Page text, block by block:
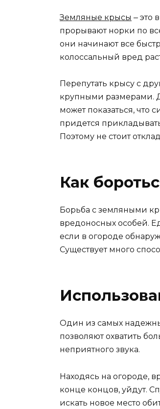
Земляные крысы ‒ это
прорывают норки по
они начинают все
колоссальный вред
Перепутать крысу с
крупными размерами.
может показаться, что
придется
Поэтому не стоит
Как
Борьба с земляными
вредоносных особей.
если в огороде
Существует много
Один из самых
позволяют охватить
неприятного звука.
Находясь на огороде,
конце концов, уйдут.
искать новое место